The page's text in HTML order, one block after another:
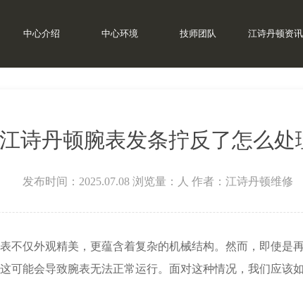
中心介绍 中心环境 技师团队 江诗丹顿资讯
江诗丹顿腕表发条拧反了怎么处
发布时间：2025.07.08 浏览量： 人 作者：江诗丹顿维修
外观精美，更蕴含着复杂的机械结构。然而，即使是
可能会导致腕表无法正常运行。面对这种情况，我们应该